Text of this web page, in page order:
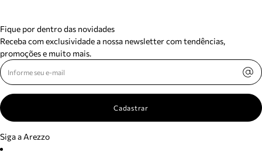
Fique por dentro das novidades
Receba com exclusividade a nossa newsletter com tendências,
promoções e muito mais.
Cadastrar
Siga a Arezzo